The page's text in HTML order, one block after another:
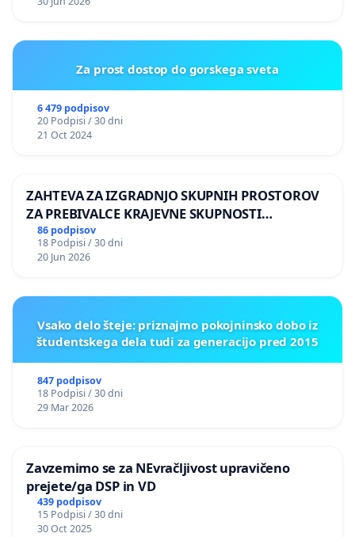
Za prost dostop do gorskega sveta
6 479 podpisov
20 Podpisi / 30 dni
21 Oct 2024
ZAHTEVA ZA IZGRADNJO SKUPNIH PROSTOROV
ZA PREBIVALCE KRAJEVNE SKUPNOSTI
PRESTRANEK
86 podpisov
18 Podpisi / 30 dni
20 Jun 2026
Vsako delo šteje: priznajmo pokojninsko dobo iz
študentskega dela tudi za generacijo pred 2015
847 podpisov
18 Podpisi / 30 dni
29 Mar 2026
Zavzemimo se za NEvračljivost upravičeno
prejete/ga DSP in VD
439 podpisov
15 Podpisi / 30 dni
30 Oct 2025